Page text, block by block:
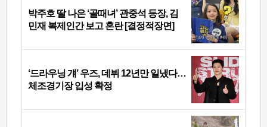
박주호 딸 나은 ‘골때녀’ 관중석 등장, 김
민재 복제인간 보고 혼란 [결정적장면]
‘드라우닝 걔’ 우즈, 데뷔 12년만 일냈다…
체조경기장 입성 확정